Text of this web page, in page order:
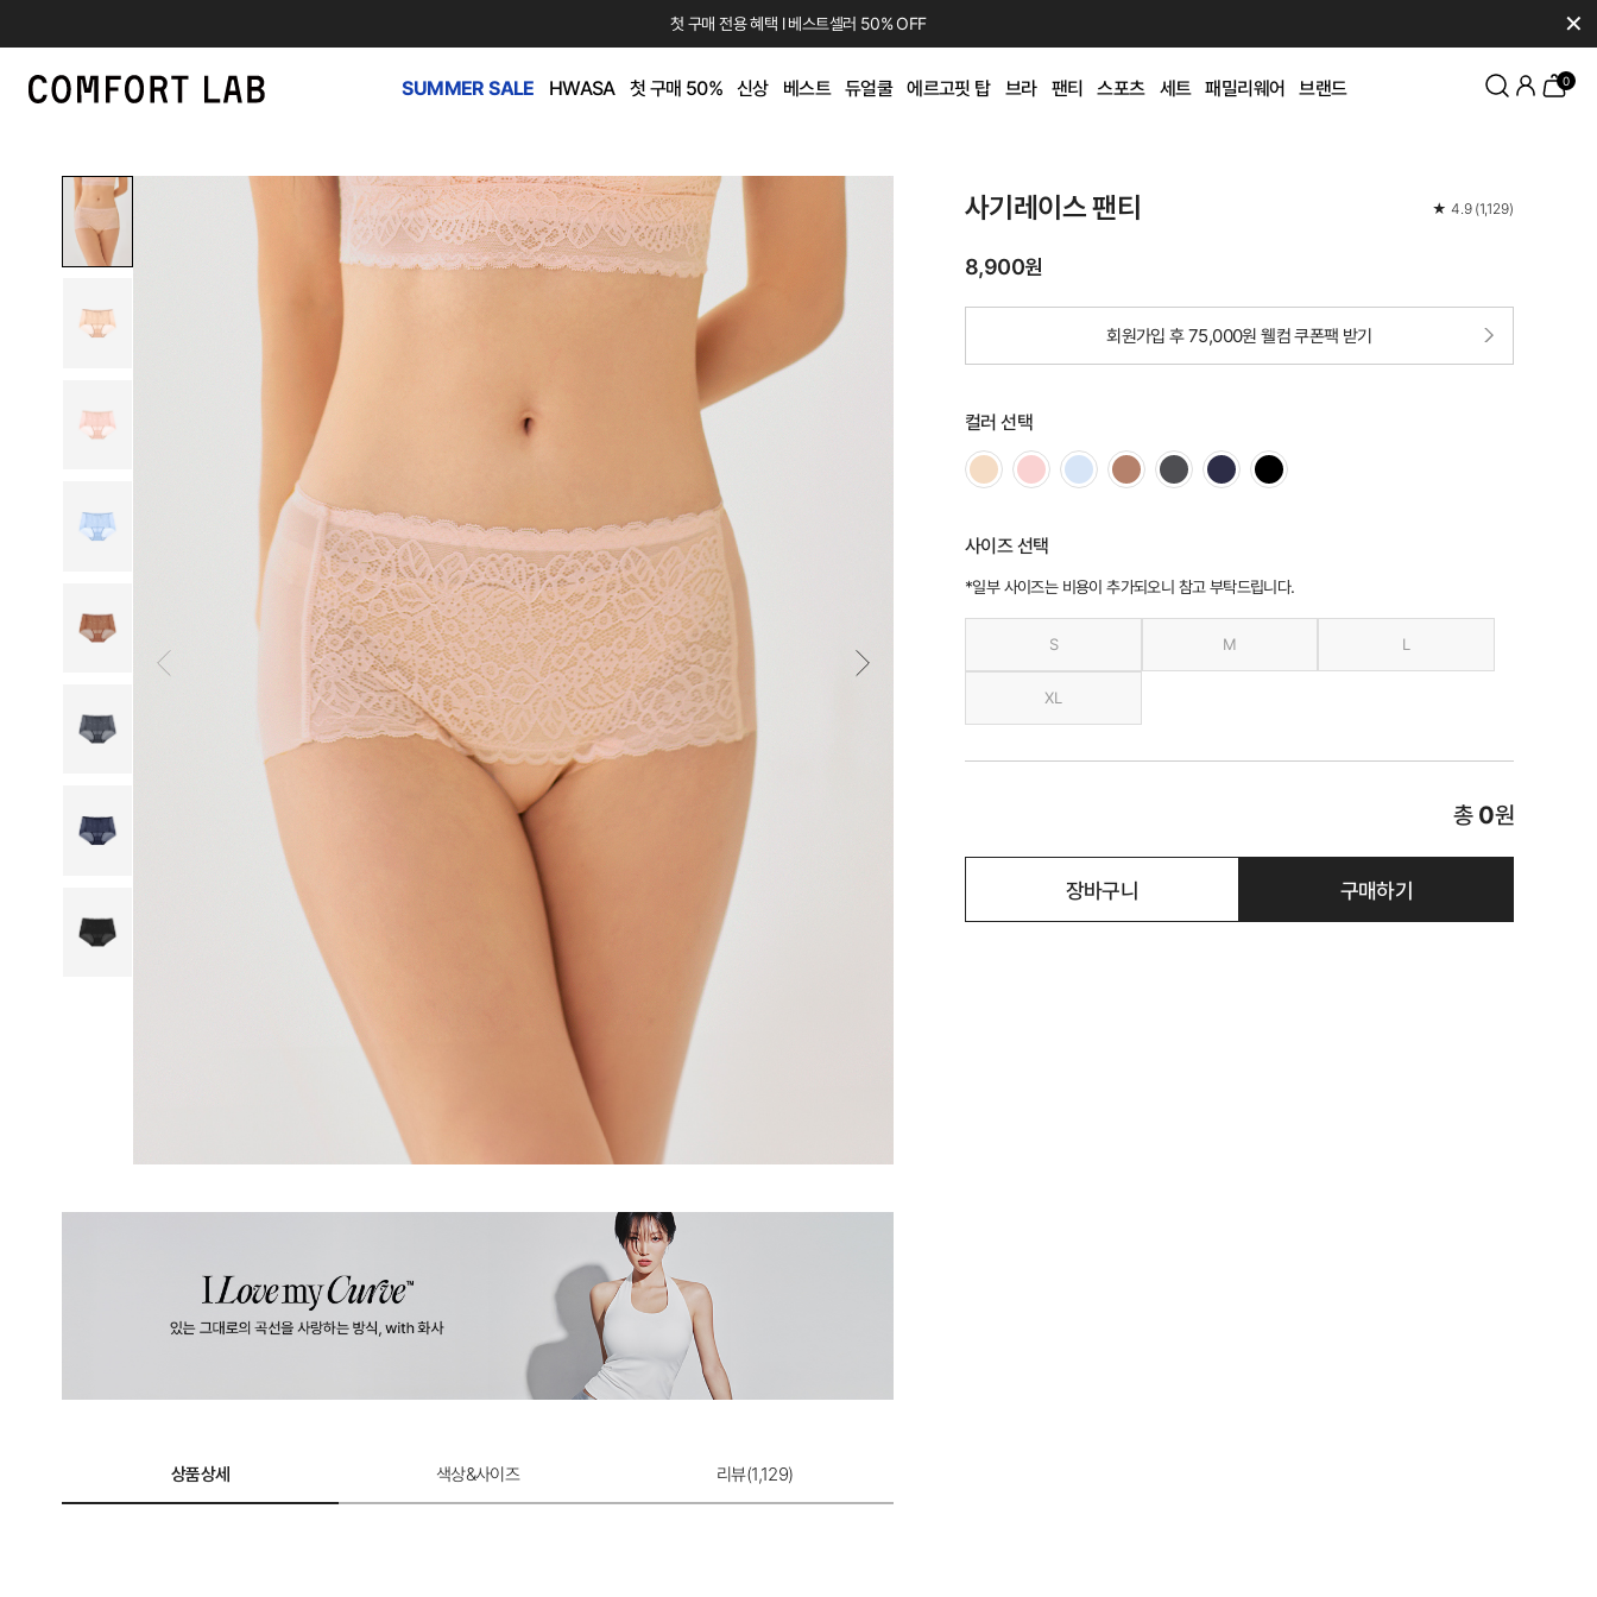
첫 구매 전용 혜택 l 베스트셀러 50% OFF ✕
SUMMER SALE HWASA 첫 구매 50% 신상 베스트 듀얼쿨 에르고핏 탑 브라 팬티 스포츠 세트 패밀리웨어 브랜드 0
상품상세 색상&사이즈 리뷰(1,129)
사기레이스 팬티 ★ 4.9 (1,129)
8,900원
회원가입 후 75,000원 웰컴 쿠폰팩 받기
컬러 선택
사이즈 선택
*일부 사이즈는 비용이 추가되오니 참고 부탁드립니다.
S M L
XL
총 0원
장바구니 구매하기